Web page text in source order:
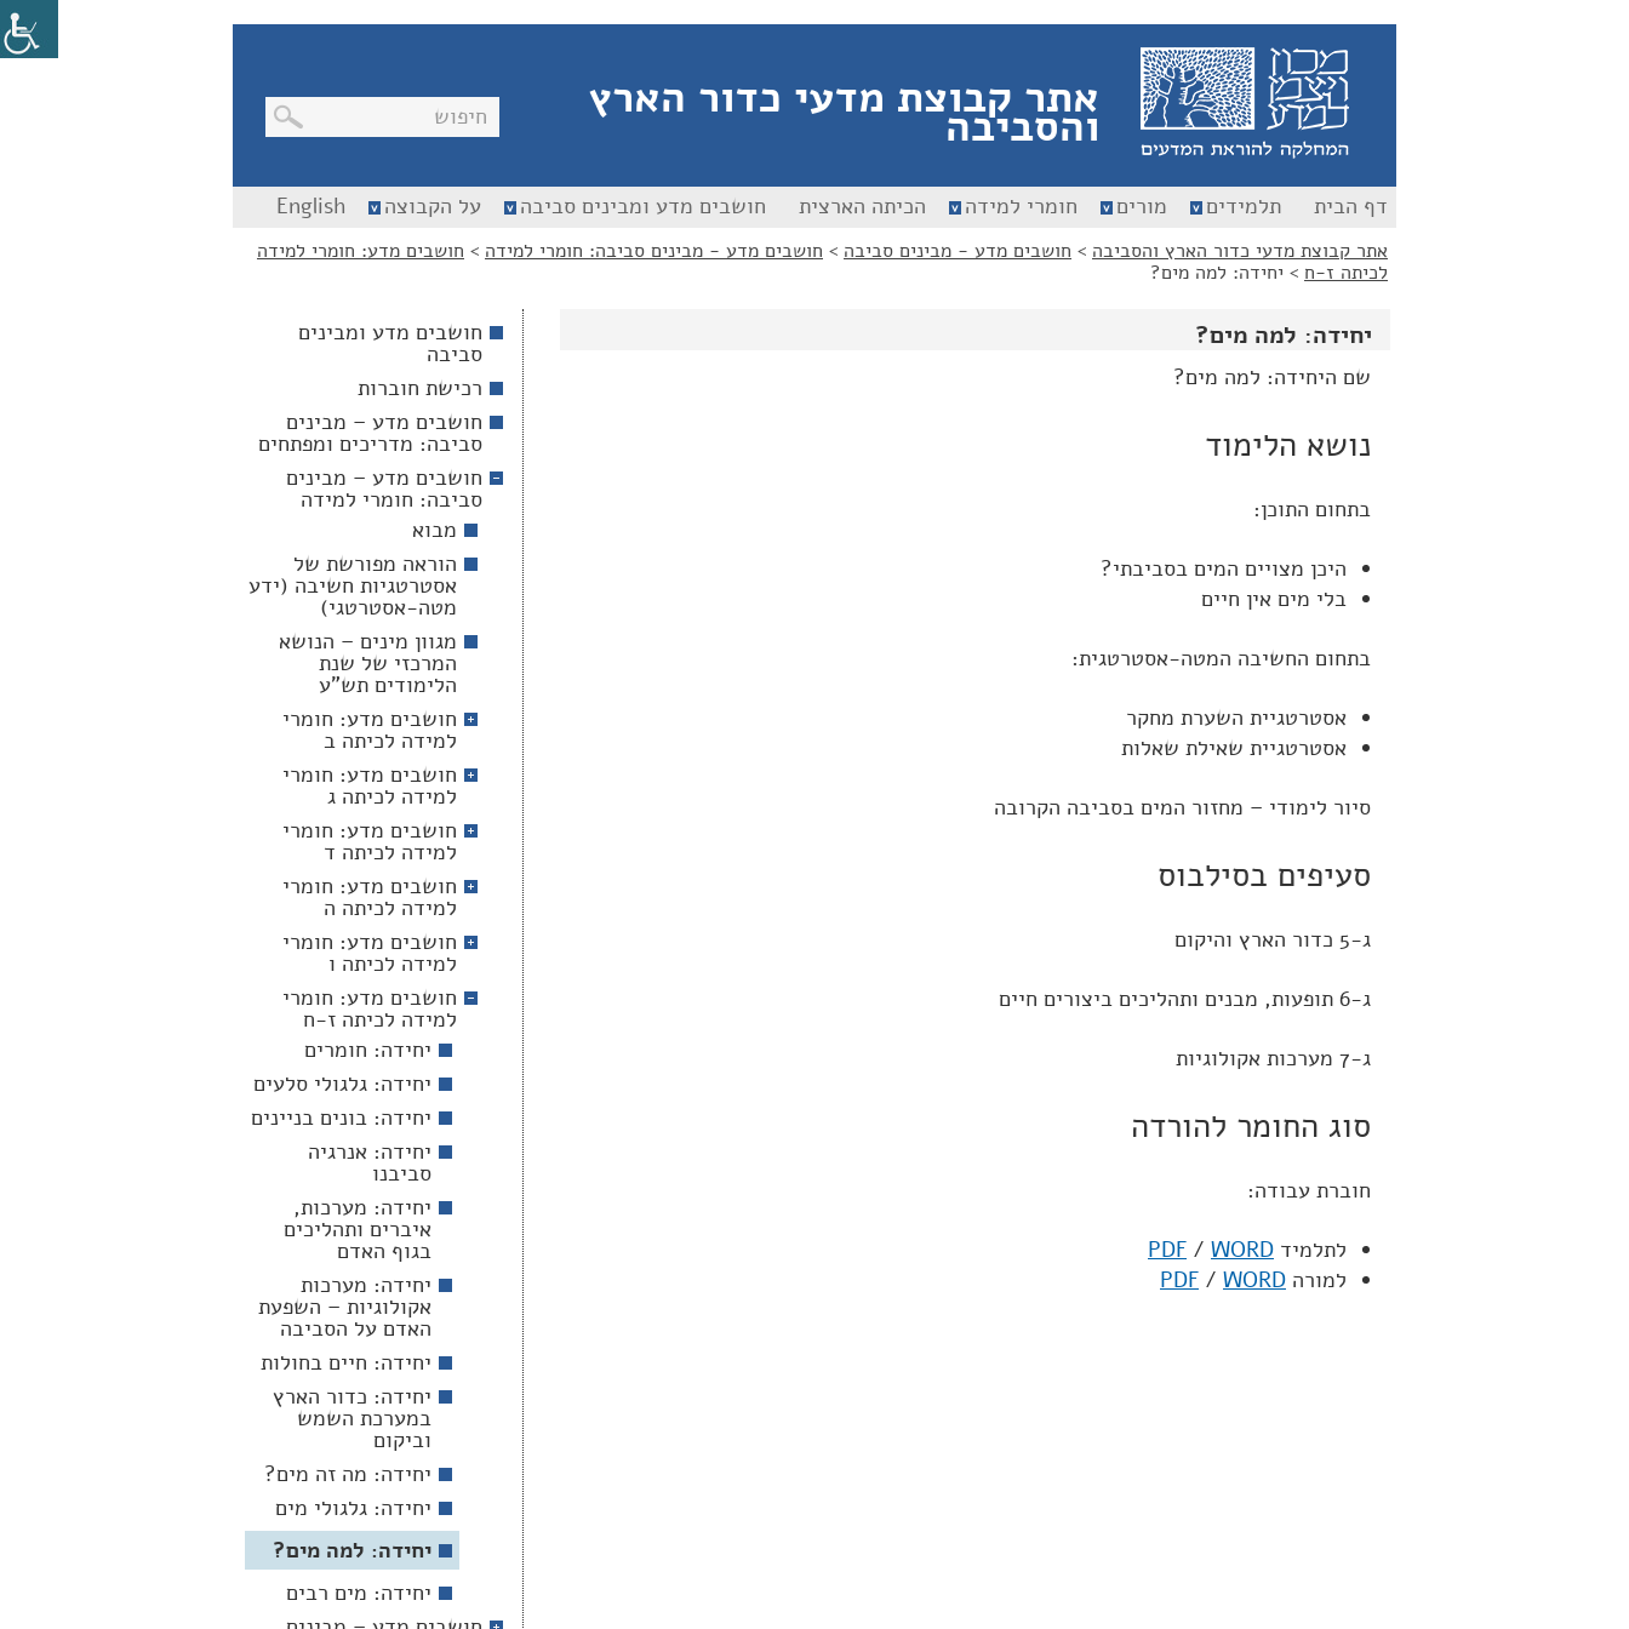
אתר קבוצת מדעי כדור הארץ
והסביבה
דף הבית תלמידים מורים חומרי למידה הכיתה הארצית חושבים מדע ומבינים סביבה על הקבוצה English
אתר קבוצת מדעי כדור הארץ והסביבה > חושבים מדע - מבינים סביבה > חושבים מדע - מבינים סביבה: חומרי למידה > חושבים מדע: חומרי למידה
לכיתה ז-ח > יחידה: למה מים?
יחידה: למה מים?
שם היחידה: למה מים?
נושא הלימוד
בתחום התוכן:
היכן מצויים המים בסביבתי?
בלי מים אין חיים
בתחום החשיבה המטה-אסטרטגית:
אסטרטגיית השערת מחקר
אסטרטגיית שאילת שאלות
סיור לימודי – מחזור המים בסביבה הקרובה
סעיפים בסילבוס
ג-5 כדור הארץ והיקום
ג-6 תופעות, מבנים ותהליכים ביצורים חיים
ג-7 מערכות אקולוגיות
סוג החומר להורדה
חוברת עבודה:
לתלמיד PDF / WORD
למורה
PDF / WORD
חושבים מדע ומבינים
סביבה
רכישת חוברות
חושבים מדע – מבינים
סביבה: מדריכים ומפתחים
חושבים מדע – מבינים
סביבה: חומרי למידה
מבוא
הוראה מפורשת של
אסטרטגיות חשיבה (ידע
מטה-אסטרטגי)
מגוון מינים – הנושא
המרכזי של שנת
הלימודים תש"ע
חושבים מדע: חומרי
למידה לכיתה ב
חושבים מדע: חומרי
למידה לכיתה ג
חושבים מדע: חומרי
למידה לכיתה ד
חושבים מדע: חומרי
למידה לכיתה ה
חושבים מדע: חומרי
למידה לכיתה ו
חושבים מדע: חומרי
למידה לכיתה ז-ח
יחידה: חומרים
יחידה: גלגולי סלעים
יחידה: בונים בניינים
יחידה: אנרגיה
סביבנו
יחידה: מערכות,
איברים ותהליכים
בגוף האדם
יחידה: מערכות
אקולוגיות – השפעת
האדם על הסביבה
יחידה: חיים בחולות
יחידה: כדור הארץ
במערכת השמש
וביקום
יחידה: מה זה מים?
יחידה: גלגולי מים
יחידה: למה מים?
יחידה: מים רבים